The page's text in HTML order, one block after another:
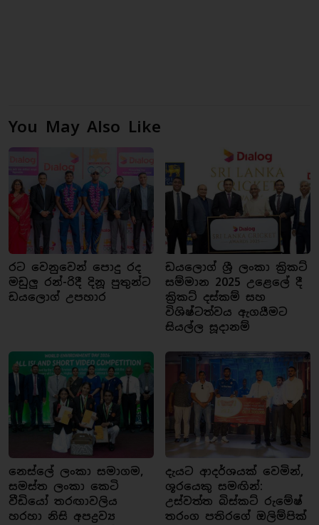
You May Also Like
රට වෙනුවෙන් පොදු රද
මඩුලු රන්-රිදී දිනූ පුතුන්ට
ඩයලොග් උපහාර
ඩයලොග් ශ්‍රී ලංකා ක්‍රිකට්
සම්මාන 2025 උළෙලේ දී
ක්‍රිකට් දස්කම් සහ
විශිෂ්ටත්වය ඇගයීමට
සියල්ල සූදානම්
නෙස්ලේ ලංකා සමාගම,
සමස්ත ලංකා කෙටි
වීඩියෝ තරඟාවලිය
හරහා නිසි අපද්‍රව්‍ය
දැයට ආදර්ශයක් වෙමින්,
ශූරයෙකු සමඟින්:
උස්වත්ත බිස්කට් රුමේෂ්
තරංග පතිරගේ ඔලිම්පික්